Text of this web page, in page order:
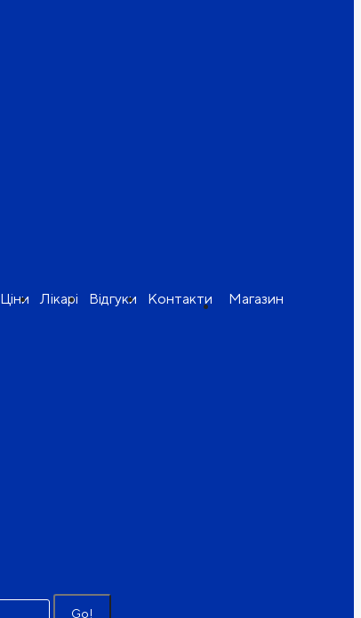
Ціни Лікарі Відгуки Контакти Магазин